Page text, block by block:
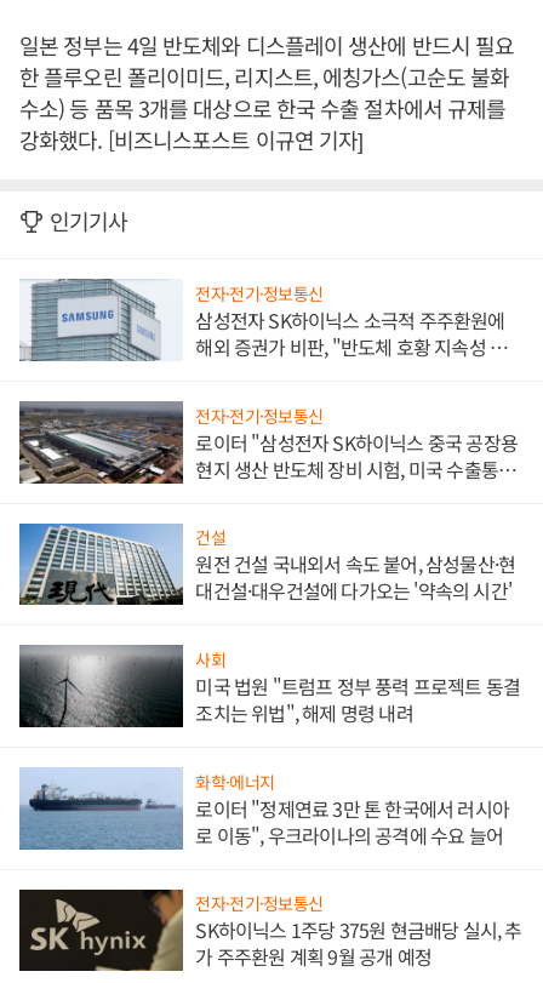
일본 정부는 4일 반도체와 디스플레이 생산에 반드시 필요
한 플루오린 폴리이미드, 리지스트, 에칭가스(고순도 불화
수소) 등 품목 3개를 대상으로 한국 수출 절차에서 규제를
강화했다. [비즈니스포스트 이규연 기자]
인기기사
전자·전기·정보통신
삼성전자 SK하이닉스 소극적 주주환원에
해외 증권가 비판, "반도체 호황 지속성 의
전자·전기·정보통신
로이터 "삼성전자 SK하이닉스 중국 공장용
현지 생산 반도체 장비 시험, 미국 수출통제
건설
원전 건설 국내외서 속도 붙어, 삼성물산·현
대건설·대우건설에 다가오는 '약속의 시간'
사회
미국 법원 "트럼프 정부 풍력 프로젝트 동결
조치는 위법", 해제 명령 내려
화학·에너지
로이터 "정제연료 3만 톤 한국에서 러시아
로 이동", 우크라이나의 공격에 수요 늘어
전자·전기·정보통신
SK하이닉스 1주당 375원 현금배당 실시, 추
가 주주환원 계획 9월 공개 예정